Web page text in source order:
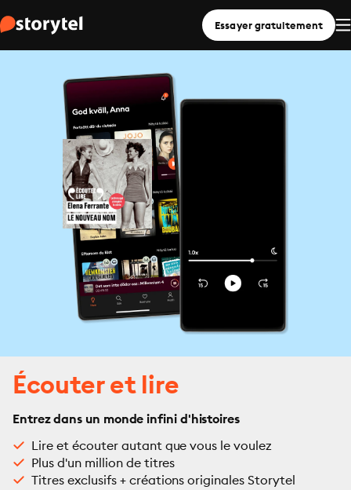
Essayer gratuitement
Écouter et lire
Entrez dans un monde infini d'histoires
Lire et écouter autant que vous le voulez
Plus d'un million de titres
Titres exclusifs + créations originales Storytel